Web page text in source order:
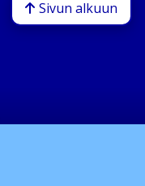
Sivun alkuun